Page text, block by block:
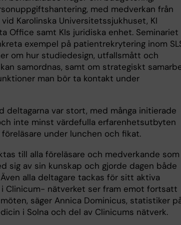
med medverkan från
Karolinska Universitetssjukhuset, KI
Office samt KIs juridiska enhet. Seminariet
exempel på patientrekrytering inom
om hur studiedesign, utfallsmått och
samordnas, samt om strategiskt
man bör ta kontakt under
deltagarna var stort, med många initierade
inte minst värdefulla erfarenhetsutbyten
under lunchen och fikat.
till alla föreläsare och medverkande som
sig av sin kunskap och gjorde dagen både
alla deltagare tackas för sitt aktiva
i Clinicum- nätverket ser fram emot fortsatt
säger Annica Dominicus, statistiker
i Solna och del av Clinicums nätverk.